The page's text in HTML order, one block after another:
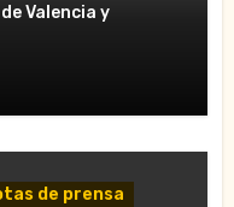
Valencia y
de prensa